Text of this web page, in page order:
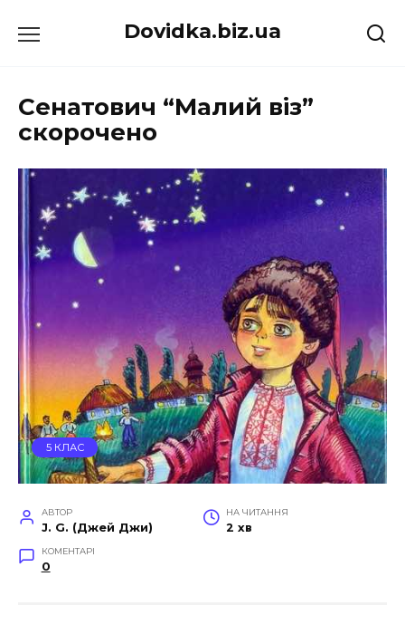
до
Dovidka.biz.ua
Сенатович “Малий віз”
скорочено
5 КЛАС
АВТОР
J. G. (Джей Джи)
НА ЧИТАННЯ
2 хв
КОМЕНТАРІ
0